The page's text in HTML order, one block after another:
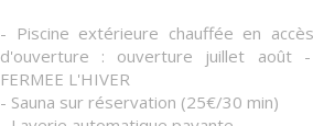
- Piscine extérieure chauffée en
d'ouverture : ouverture juillet août -
FERMEE L'HIVER
- Sauna sur réservation (25€/30 min)